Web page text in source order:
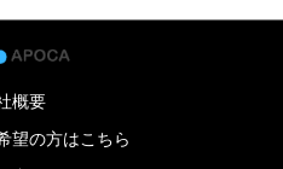
概要
望の方はこちら